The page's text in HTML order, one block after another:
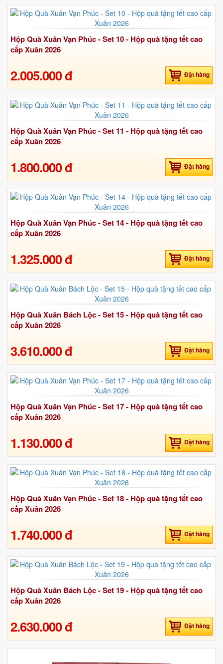
Hộp Quà Xuân Vạn Phúc - Set 10 - Hộp quà tặng tết cao
cấp Xuân 2026
2.005.000 đ Đặt hàng
Hộp Quà Xuân Vạn Phúc - Set 11 - Hộp quà tặng tết cao
cấp Xuân 2026
1.800.000 đ Đặt hàng
Hộp Quà Xuân Vạn Phúc - Set 14 - Hộp quà tặng tết cao
cấp Xuân 2026
1.325.000 đ Đặt hàng
Hộp Quà Xuân Bách Lộc - Set 15 - Hộp quà tặng tết cao
cấp Xuân 2026
3.610.000 đ Đặt hàng
Hộp Quà Xuân Vạn Phúc - Set 17 - Hộp quà tặng tết cao
cấp Xuân 2026
1.130.000 đ Đặt hàng
Hộp Quà Xuân Vạn Phúc - Set 18 - Hộp quà tặng tết cao
cấp Xuân 2026
1.740.000 đ Đặt hàng
Hộp Quà Xuân Bách Lộc - Set 19 - Hộp quà tặng tết cao
cấp Xuân 2026
2.630.000 đ Đặt hàng